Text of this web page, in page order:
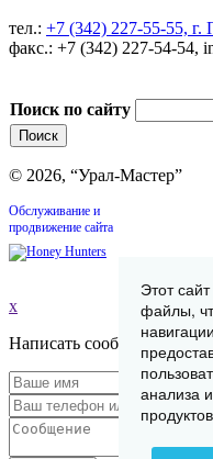
тел.: +7 (342) 227-55-55, г.
факс.: +7 (342) 227-54-54,
Поиск по сайту
© 2026, “Урал-Мастер”
Обслуживание и
продвижение сайта
x
Написать сообщение
Этот
файлы,
анализа